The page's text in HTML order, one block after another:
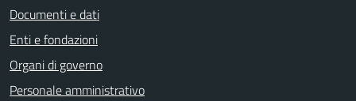
Documenti e dati
Enti e fondazioni
Organi di governo
Personale amministrativo